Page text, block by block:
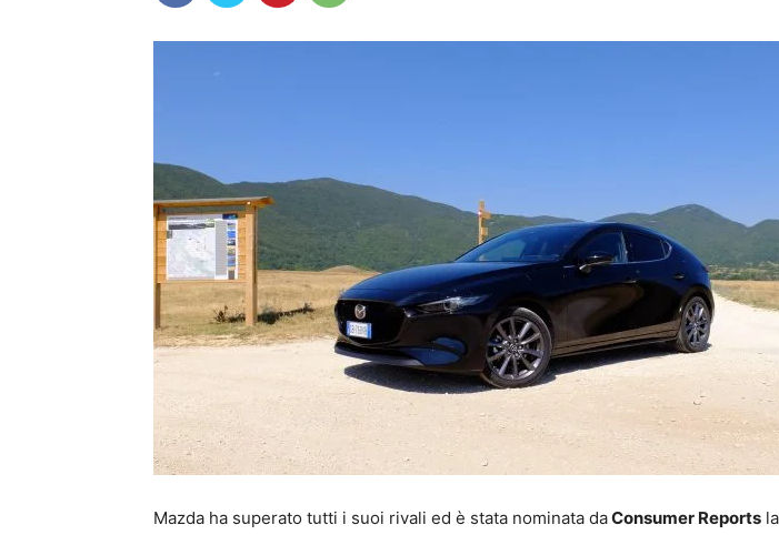
Mazda ha superato tutti i suoi rivali ed è stata nominata daConsumer Reports